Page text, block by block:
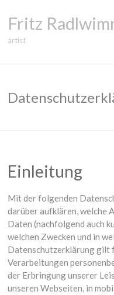
content
Fritz
artist
Einleitung
Mit der folgenden
darüber aufklären, welche
Daten (nachfolgend auch
welchen Zwecken und in
Datenschutzerklärung gilt
Verarbeitungen
der Erbringung unserer
unseren Webseiten, in